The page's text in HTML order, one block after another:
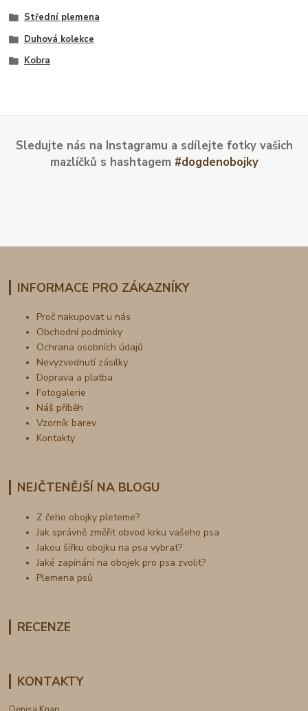
Střední plemena
Duhová kolekce
Kobra
Sledujte nás na Instagramu a sdílejte fotky vašich
mazlíčků s hashtagem #dogdenobojky
INFORMACE PRO ZÁKAZNÍKY
Proč nakupovat u nás
Obchodní podmínky
Ochrana osobních údajů
Nevyzvednutí zásilky
Doprava a platba
Fotogalerie
Náš příběh
Vzorník barev
Kontakty
NEJČTENĚJŠÍ NA BLOGU
Z čeho obojky pleteme?
Jak správně změřit obvod krku vašeho psa
Jakou šířku obojku na psa vybrat?
Jaké zapínání na obojek pro psa zvolit?
Plemena psů
RECENZE
KONTAKTY